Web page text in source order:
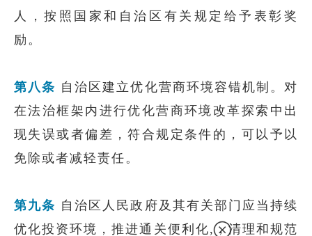
人，按照国家和自治区有关规定给予表彰奖
励。
第八条 自治区建立优化营商环境容错机制。对
在法治框架内进行优化营商环境改革探索中出
现失误或者偏差，符合规定条件的，可以予以
免除或者减轻责任。
第九条 自治区人民政府及其有关部门应当持续
优化投资环境，推进通关便利化,，清理和规范